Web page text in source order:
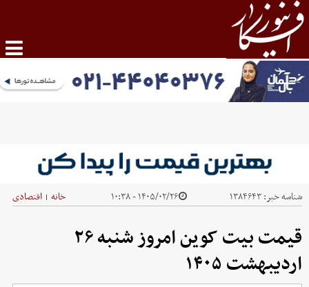
شناسه خبر:۱۳۸۴۶۴۳ ۱۴۰۵/۰۲/۲۶ - ۱۰:۳۸ خانه | اقتصادی
قیمت بیت کوین امروز شنبه ۲۶
اردیبهشت ۱۴۰۵